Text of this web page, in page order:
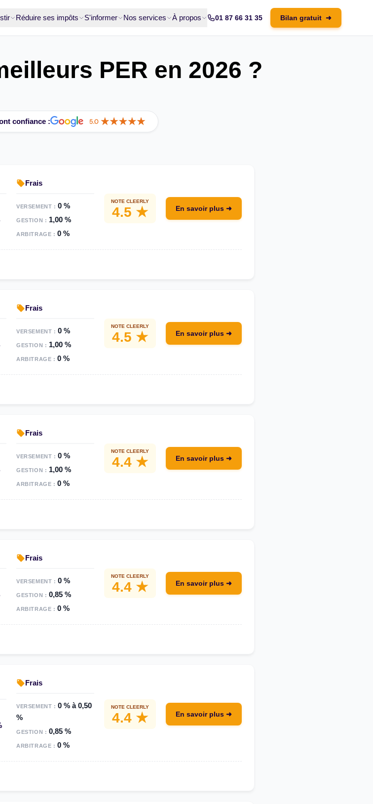
Réduire ses impôts S'informer Nos services À propos 01 87 66 31 35 Bilan gratuit ➜
PER en 2026 ?
confiance :
Frais
VERSEMENT : 0 %
GESTION : 1,00 %
ARBITRAGE : 0 %
NOTE CLEERLY
4.5 ★ En savoir plus ➜
Frais
VERSEMENT : 0 %
GESTION : 1,00 %
ARBITRAGE : 0 %
NOTE CLEERLY
4.5 ★ En savoir plus ➜
Frais
VERSEMENT : 0 %
GESTION : 1,00 %
ARBITRAGE : 0 %
NOTE CLEERLY
4.4 ★ En savoir plus ➜
Frais
VERSEMENT : 0 %
GESTION : 0,85 %
ARBITRAGE : 0 %
NOTE CLEERLY
4.4 ★ En savoir plus ➜
Frais
VERSEMENT : 0 % à 0,50
%
GESTION : 0,85 %
ARBITRAGE : 0 %
NOTE CLEERLY
4.4 ★ En savoir plus ➜